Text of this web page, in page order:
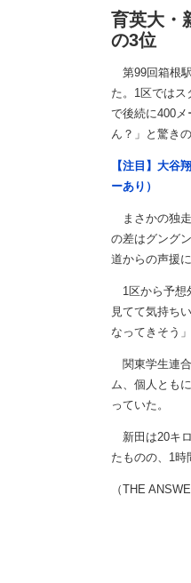
育英大・
の3位
第99回箱根
た。1区では
で後続に400
ん？」と驚き
【注目】大谷
ーあり）
まさかの独走
の差はグング
道からの声援
1区から予想
見てて気持ち
なってきそう
関東学生連合
ム、個人とも
っていた。
新田は20キ
たものの、1時
（THE